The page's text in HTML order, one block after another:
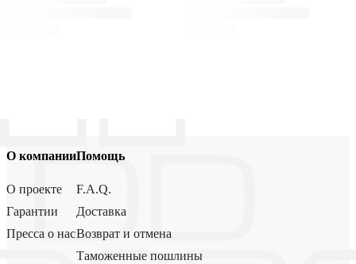
О компании
О проекте
Гарантии
Пресса о нас
Помощь
F.A.Q.
Доставка
Возврат и отмена
Таможенные пошлины